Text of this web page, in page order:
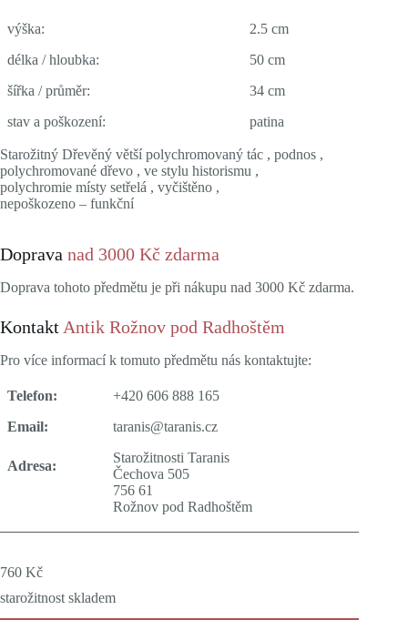
výška:
2.5 cm
délka / hloubka:
50 cm
šířka / průměr:
34 cm
stav a poškození:
patina
Starožitný Dřevěný větší polychromovaný tác , podnos ,
polychromované dřevo , ve stylu historismu ,
polychromie místy setřelá , vyčištěno ,
nepoškozeno – funkční
Doprava nad 3000 Kč zdarma
Doprava tohoto předmětu je při nákupu nad 3000 Kč zdarma.
Kontakt Antik Rožnov pod Radhoštěm
Pro více informací k tomuto předmětu nás kontaktujte:
Telefon:
+420 606 888 165
Email:
taranis@taranis.cz
Adresa:
Starožitnosti Taranis
Čechova 505
756 61
Rožnov pod Radhoštěm
760 Kč
starožitnost skladem